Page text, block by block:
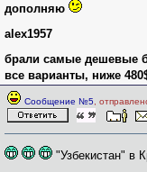
дополняю
alex1957
брали самые дешевые
все варианты, ниже
Сообщение №5 ,
"Узбекистан" в